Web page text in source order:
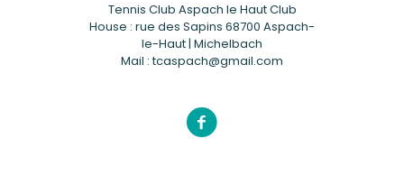
Tennis Club Aspach le Haut Club
House : rue des Sapins 68700 Aspach-
le-Haut | Michelbach
Mail : tcaspach@gmail.com